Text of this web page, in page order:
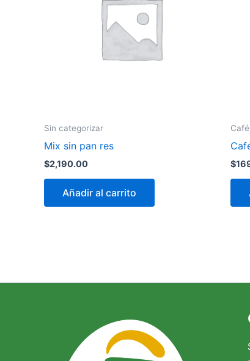
Sin categorizar
Mix sin pan res
$2,190.00
Añadir al carrito
Café
$